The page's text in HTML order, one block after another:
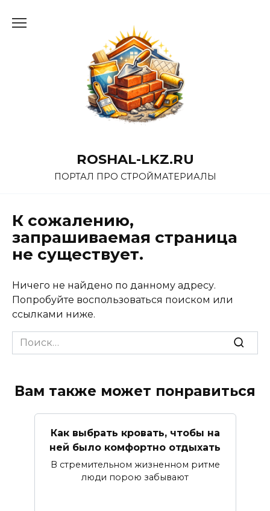
ROSHAL-LKZ.RU
ПОРТАЛ ПРО СТРОЙМАТЕРИАЛЫ
К сожалению,
запрашиваемая страница
не существует.
Ничего не найдено по данному адресу.
Попробуйте воспользоваться поиском или
ссылками ниже.
Search
for:
Вам также может понравиться
Как выбрать кровать, чтобы на
ней было комфортно отдыхать
В стремительном жизненном ритме
люди порою забывают